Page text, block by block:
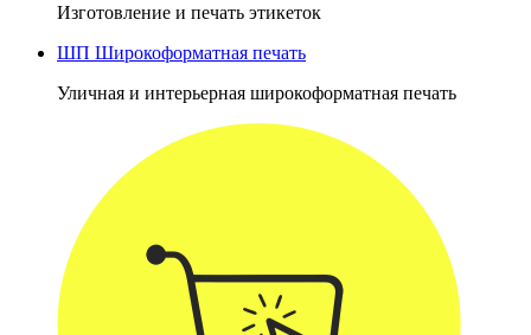
Изготовление и печать этикеток
ШП Широкоформатная печать
Уличная и интерьерная широкоформатная печать